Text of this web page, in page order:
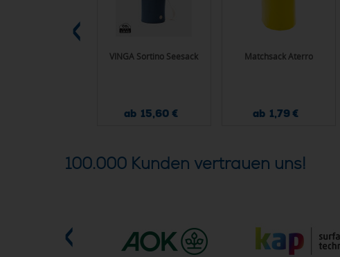
VINGA Sortino Seesack
ab 15,60 €
Matchsack Aterro
ab 1,79 €
100.000 Kunden vertrauen uns!